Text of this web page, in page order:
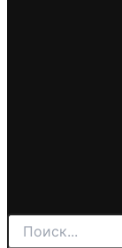
Поиск
товаров